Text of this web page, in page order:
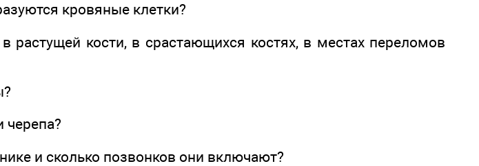
кровяные клетки?
растущей кости, в срастающихся костях, в местах переломов
черепа?
и сколько позвонков они включают?